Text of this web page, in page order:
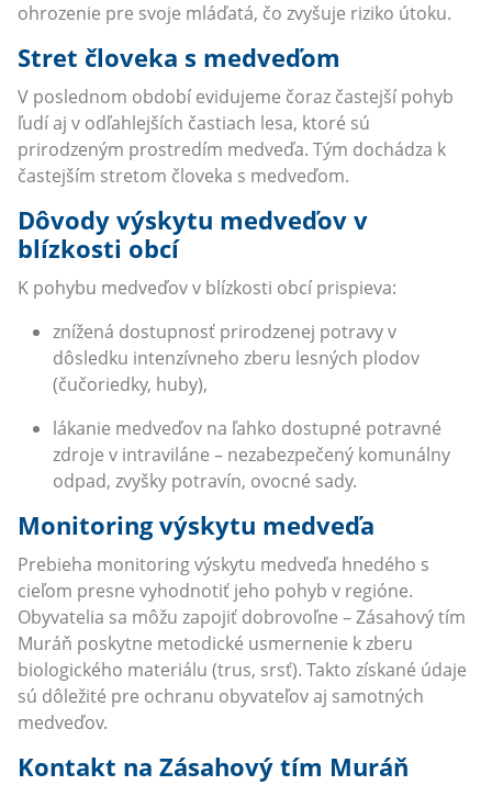
ohrozenie pre svoje mláďatá, čo zvyšuje riziko útoku.
Stret človeka s medveďom
V poslednom období evidujeme čoraz častejší pohyb
ľudí aj v odľahlejších častiach lesa, ktoré sú
prirodzeným prostredím medveďa. Tým dochádza k
častejším stretom človeka s medveďom.
Dôvody výskytu medveďov v
blízkosti obcí
K pohybu medveďov v blízkosti obcí prispieva:
znížená dostupnosť prirodzenej potravy v
dôsledku intenzívneho zberu lesných plodov
(čučoriedky, huby),
lákanie medveďov na ľahko dostupné potravné
zdroje v intraviláne – nezabezpečený komunálny
odpad, zvyšky potravín, ovocné sady.
Monitoring výskytu medveďa
Prebieha monitoring výskytu medveďa hnedého s
cieľom presne vyhodnotiť jeho pohyb v regióne.
Obyvatelia sa môžu zapojiť dobrovoľne – Zásahový tím
Muráň poskytne metodické usmernenie k zberu
biologického materiálu (trus, srsť). Takto získané údaje
sú dôležité pre ochranu obyvateľov aj samotných
medveďov.
Kontakt na Zásahový tím Muráň